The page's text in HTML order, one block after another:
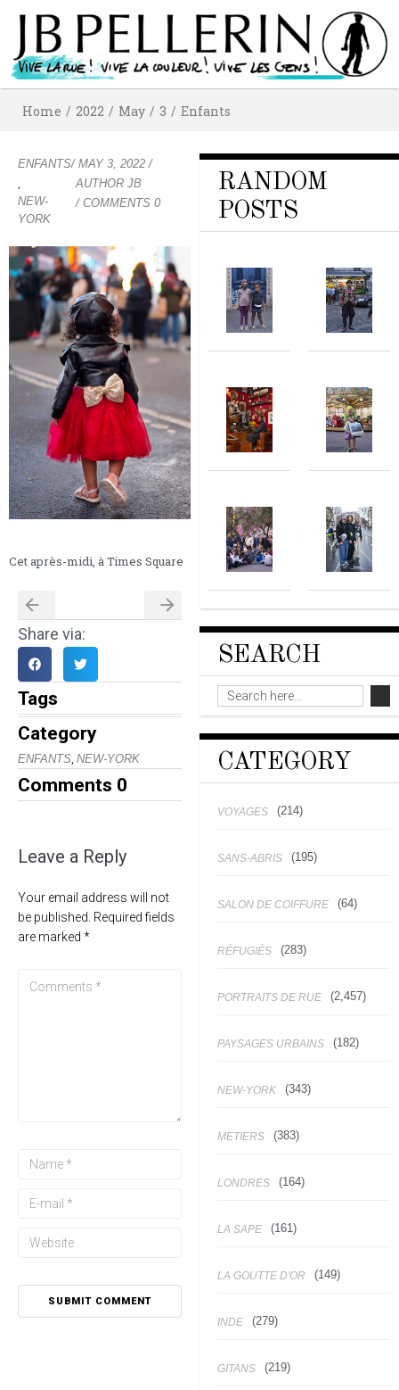
Home / 2022 / May / 3 / Enfants
ENFANTS
NEW-
YORK
/MAY 3, 2022 /
AUTHORJB
/ COMMENTS 0
Cet après-midi, à Times Square
Share via:
Tags
Category
ENFANTS NEW-YORK
Comments 0
Leave a Reply
Your email address will not
be published. Required fields
are marked *
RANDOM
POSTS
SEARCH
CATEGORY
VOYAGES (214)
SANS-ABRIS (195)
SALON DE COIFFURE (64)
RÉFUGIÉS (283)
PORTRAITS DE RUE (2,457)
PAYSAGES URBAINS (182)
NEW-YORK (343)
METIERS (383)
LONDRES (164)
LA SAPE (161)
LA GOUTTE D'OR (149)
INDE (279)
GITANS (219)